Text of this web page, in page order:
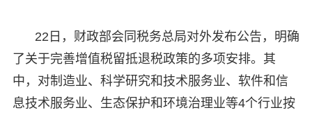
22日，财政部会同税务总局对外发布公告，明确
了关于完善增值税留抵退税政策的多项安排。其
中，对制造业、科学研究和技术服务业、软件和信
息技术服务业、生态保护和环境治理业等4个行业按